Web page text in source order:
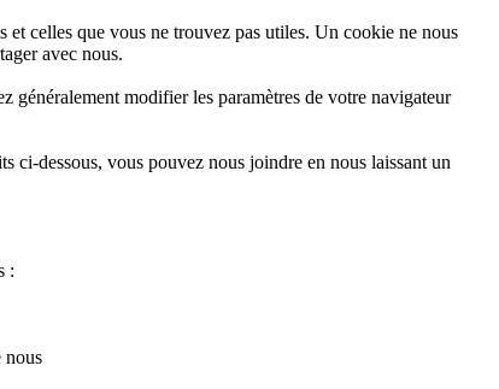
celles que vous ne trouvez pas utiles. Un cookie ne nous
avec nous.
généralement modifier les paramètres de votre navigateur
ci-dessous, vous pouvez nous joindre en nous laissant un
:
nous